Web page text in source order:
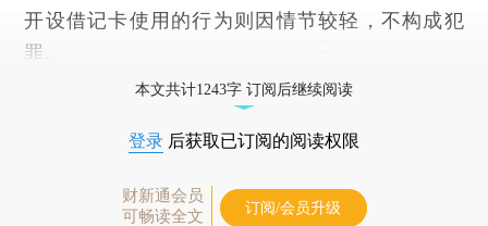
开设借记卡使用的行为则因情节较轻，不构成犯
罪。
本文共计1243字 订阅后继续阅读
登录 后获取已订阅的阅读权限
财新通会员
可畅读全文
订阅/会员升级